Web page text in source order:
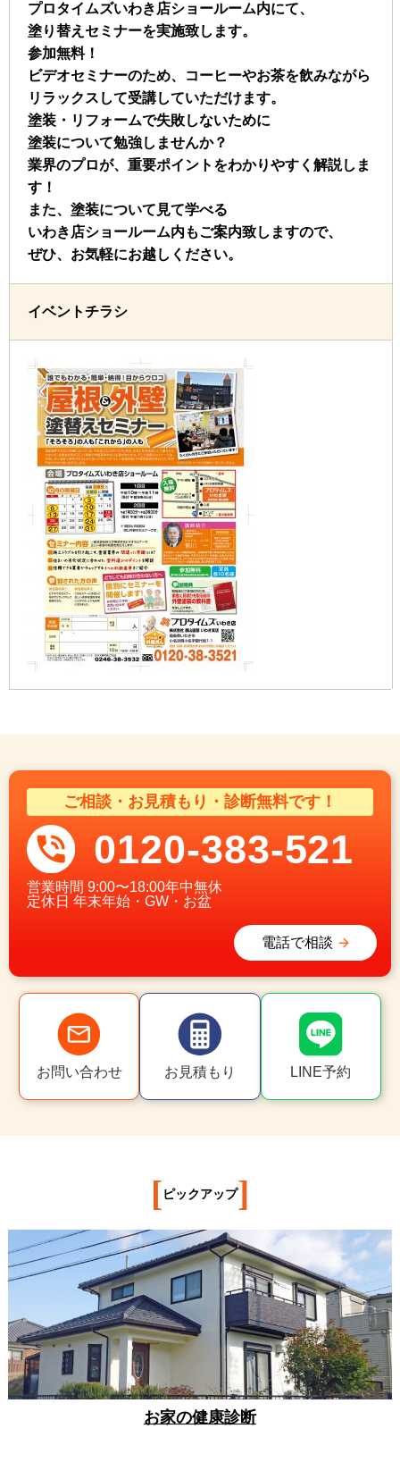
プロタイムズいわき店ショールーム内にて、
塗り替えセミナーを実施致します。
参加無料！
ビデオセミナーのため、コーヒーやお茶を飲みながら
リラックスして受講していただけます。
塗装・リフォームで失敗しないために
塗装について勉強しませんか？
業界のプロが、重要ポイントをわかりやすく解説しま
す！
また、塗装について見て学べる
いわき店ショールーム内もご案内致しますので、
ぜひ、お気軽にお越しください。
イベントチラシ
ご相談・お見積もり・診断無料です！
0120-383-521
営業時間 9:00〜18:00年中無休
定休日 年末年始・GW・お盆
電話で相談
お問い合わせ お見積もり LINE予約
[ ピックアップ]
お家の健康診断